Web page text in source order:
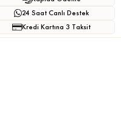
24 Saat Canlı Destek
Kredi Kartına 3 Taksit